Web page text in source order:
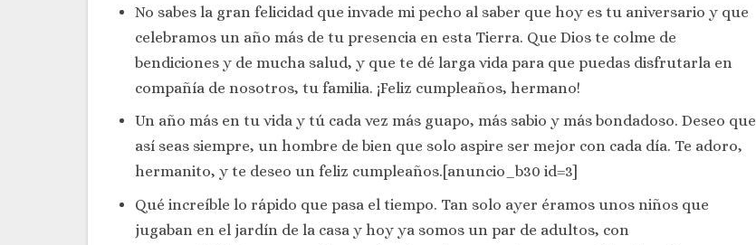
No sabes la gran felicidad que invade mi pecho al saber que hoy es tu aniversario y que
celebramos un año más de tu presencia en esta Tierra. Que Dios te colme de
bendiciones y de mucha salud, y que te dé larga vida para que puedas disfrutarla en
compañía de nosotros, tu familia. ¡Feliz cumpleaños, hermano!
Un año más en tu vida y tú cada vez más guapo, más sabio y más bondadoso. Deseo que
así seas siempre, un hombre de bien que solo aspire ser mejor con cada día. Te adoro,
hermanito, y te deseo un feliz cumpleaños.[anuncio_b30 id=3]
Qué increíble lo rápido que pasa el tiempo. Tan solo ayer éramos unos niños que
jugaban en el jardín de la casa y hoy ya somos un par de adultos, con